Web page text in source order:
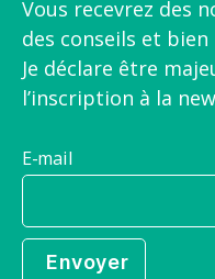
Vous recevrez des
des conseils et bien
Je déclare être
l’inscription à la
E-mail